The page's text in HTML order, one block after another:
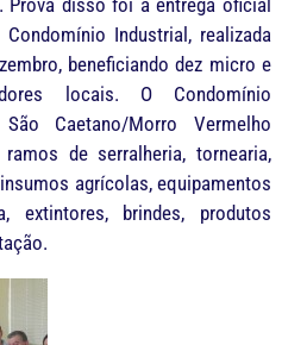
Industrial, realizada
beneficiando dez micro e
locais. O Condomínio
Caetano/Morro Vermelho
de serralheria, tornearia,
agrícolas, equipamentos
extintores, brindes, produtos